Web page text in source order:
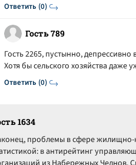
Ответить (0)
Гость 789
Ответить (0)
Гость 2265, пустынно,
Хотя бы сельского хозяйства даже
1634
проблемы в сфере жилищно-
в антирейтинг